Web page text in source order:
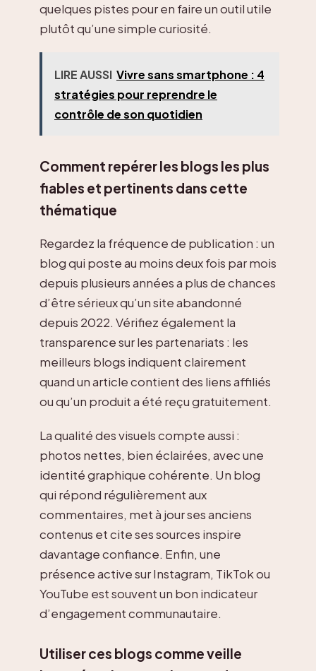
quelques pistes pour en faire un outil utile
plutôt qu’une simple curiosité.
LIRE AUSSI Vivre sans smartphone : 4
stratégies pour reprendre le
contrôle de son quotidien
Comment repérer les blogs les plus
fiables et pertinents dans cette
thématique
Regardez la fréquence de publication : un
blog qui poste au moins deux fois par mois
depuis plusieurs années a plus de chances
d’être sérieux qu’un site abandonné
depuis 2022. Vérifiez également la
transparence sur les partenariats : les
meilleurs blogs indiquent clairement
quand un article contient des liens affiliés
ou qu’un produit a été reçu gratuitement.
La qualité des visuels compte aussi :
photos nettes, bien éclairées, avec une
identité graphique cohérente. Un blog
qui répond régulièrement aux
commentaires, met à jour ses anciens
contenus et cite ses sources inspire
davantage confiance. Enfin, une
présence active sur Instagram, TikTok ou
YouTube est souvent un bon indicateur
d’engagement communautaire.
Utiliser ces blogs comme veille